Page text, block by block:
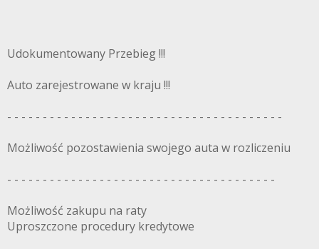
Udokumentowany Przebieg !!!
Auto zarejestrowane w kraju !!!
- - - - - - - - - - - - - - - - - - - - - - - - - - - - - - - - - - - - - - -
Możliwość pozostawienia swojego auta w rozliczeniu
- - - - - - - - - - - - - - - - - - - - - - - - - - - - - - - - - - - - - -
Możliwość zakupu na raty
Uproszczone procedury kredytowe